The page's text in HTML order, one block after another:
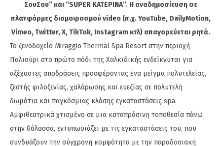
ΣουΣου” και “SUPER ΚΑΤΕΡΙΝΑ”. Η αναδημοσίευση σε
πλατφόρμες διαμοιρασμού video (π.χ. YouTube, DailyMotion,
Vimeo, Twitter, X, TikTok, Instagram κτλ) απαγορεύεται ρητά.
Το ξενοδοχείο Miraggio Thermal Spa Resort στην περιοχή
Παλιούρι στο πρώτο πόδι της Χαλκιδικής ενδείκνυται για
αξέχαστες αποδράσεις προσφέροντας ένα μείγμα πολυτελείας,
ζεστής φιλοξενίας, χαλάρωσης και ευεξίας σε πολυτελή
δωμάτια και παγκόσμιας κλάσης εγκαταστάσεις spa.
Αμφιθεατρικά χτισμένο σε μια καταπράσινη τοποθεσία πάνω
στην θάλασσα, εντυπωσιάζει με τις εγκαταστάσεις του, που
συνδυάζουν την σύγχρονη κομψότητα με την παραδοσιακή